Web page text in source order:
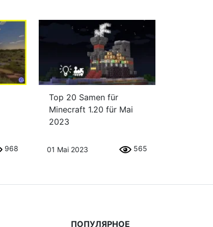
968
Top 20 Samen für
Minecraft 1.20 für Mai
2023
01 Mai 2023 565
ПОПУЛЯРНОЕ